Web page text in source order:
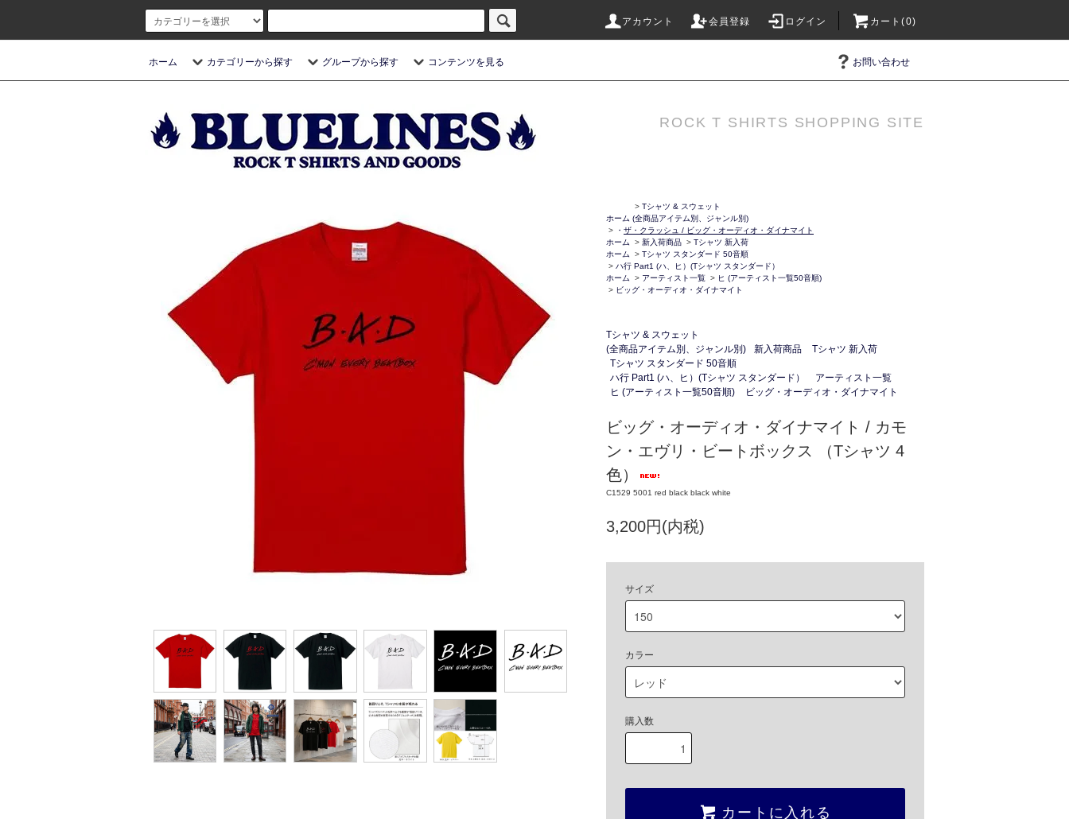
アカウント 会員登録 ログイン カート(0)
ホーム カテゴリーから探す グループから探す コンテンツを見る お問い合わせ
ROCK T SHIRTS SHOPPING SITE
ホーム
> Tシャツ & スウェット
(全商品アイテム別、ジャンル別)
>
・ ザ・クラッシュ / ビッグ・オーディオ・ダイナマイト
ホーム
> 新入荷商品 > Tシャツ 新入荷
ホーム
> Tシャツ スタンダード 50音順
> ハ行 Part1 (ハ、ヒ）(Tシャツ スタンダード）
ホーム
> アーティスト一覧 > ヒ (アーティスト一覧50音順)
> ビッグ・オーディオ・ダイナマイト
Tシャツ & スウェット
(全商品アイテム別、ジャンル別)
新入荷商品
Tシャツ 新入荷
Tシャツ スタンダード 50音順
ハ行 Part1 (ハ、ヒ）(Tシャツ スタンダード）
アーティスト一覧
ヒ (アーティスト一覧50音順)
ビッグ・オーディオ・ダイナマイト
ビッグ・オーディオ・ダイナマイト / カモ
ン・エヴリ・ビートボックス （Tシャツ 4
色）
C1529 5001 red black black white
3,200円(内税)
サイズ
カラー
購入数
カートに入れる